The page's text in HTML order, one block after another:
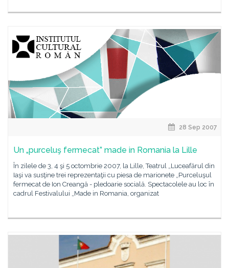
28 Sep 2007
Un „purceluş fermecat” made in Romania la Lille
În zilele de 3, 4 şi 5 octombrie 2007, la Lille, Teatrul „Luceafărul din
Iaşi va susţine trei reprezentaţii cu piesa de marionete „Purceluşul
fermecat de Ion Creangă - pledoarie socială. Spectacolele au loc în
cadrul Festivalului „Made in Romania, organizat